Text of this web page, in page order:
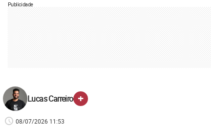
Publicidade
Lucas Carreiro +
08/07/2026 11:53